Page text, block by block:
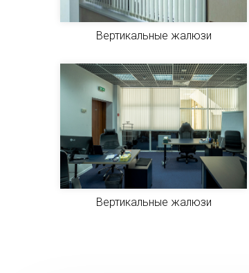
Вертикальные жалюзи
Вертикальные жалюзи